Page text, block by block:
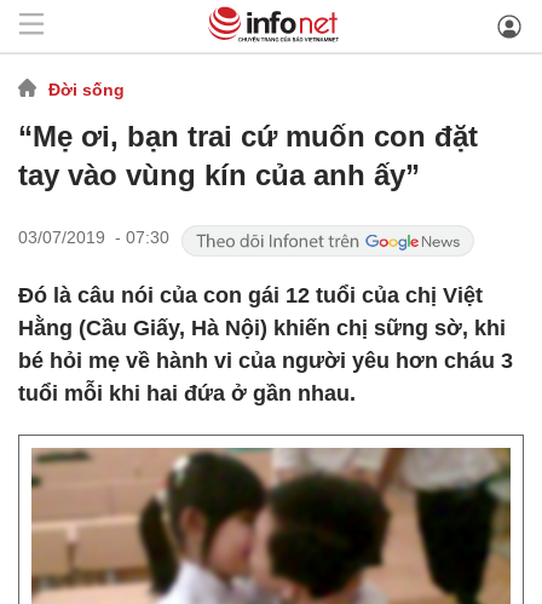
Đời sống
“Mẹ ơi, bạn trai cứ muốn con đặt
tay vào vùng kín của anh ấy”
03/07/2019 - 07:30
Đó là câu nói của con gái 12 tuổi của chị Việt
Hằng (Cầu Giấy, Hà Nội) khiến chị sững sờ, khi
bé hỏi mẹ về hành vi của người yêu hơn cháu 3
tuổi mỗi khi hai đứa ở gần nhau.